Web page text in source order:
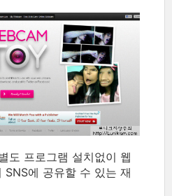
도 프로그램 설치없이 웹
에 공유할 수 있는 재